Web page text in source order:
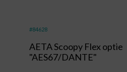
#84628
AETA Scoopy Flex optie
"AES67/DANTE"